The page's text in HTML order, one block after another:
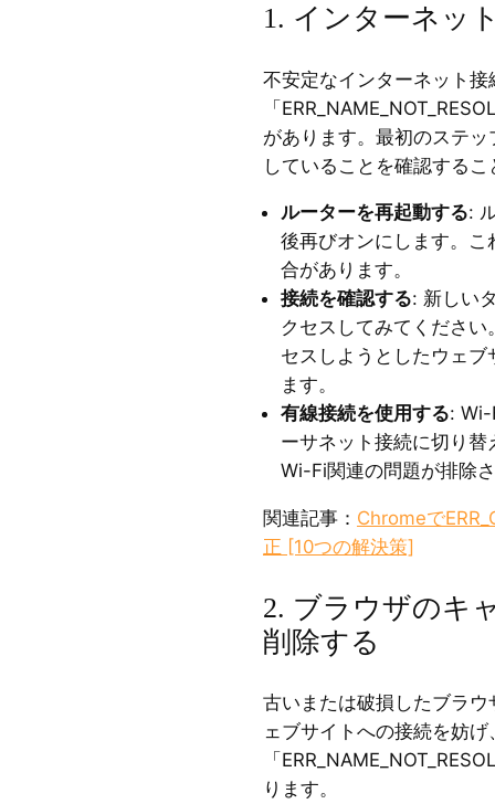
1. インターネッ
不安定なインターネット接
「
があります。最初のステ
していることを確認するこ
ルーターを再起動する:
後再びオンにします。
合があります。
接続を確認する: 新しい
クセスしてみてくださ
セスしようとしたウェ
ます。
有線接続を使用する: Wi-
ーサネット接続に切り
Wi-Fi関連の問題が排除
関連記事： Chromeで
正 [10つの解決策]
2. ブラウザのキ
削除する
古いまたは破損したブラ
ェブサイトへの接続を妨げ
「
ります。